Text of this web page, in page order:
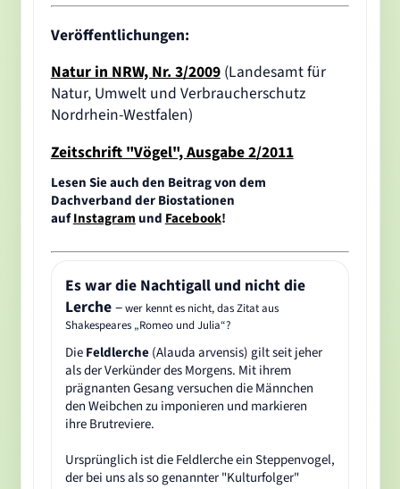
Veröffentlichungen:
Natur in NRW, Nr. 3/2009(Landesamt für
Natur, Umwelt und Verbraucherschutz
Nordrhein-Westfalen)
Zeitschrift "Vögel", Ausgabe 2/2011
Lesen Sie auch den Beitrag von dem
Dachverband der Biostationen
aufInstagram und Facebook!
Es war die Nachtigall und nicht die
Lerche–wer kennt es nicht, das Zitat aus
Shakespeares „Romeo und Julia“?
Die Feldlerche (Alauda arvensis) gilt seit jeher
als der Verkünder des Morgens. Mit ihrem
prägnanten Gesang versuchen die Männchen
den Weibchen zu imponieren und markieren
ihre Brutreviere.
Ursprünglich ist die Feldlerche ein Steppenvogel,
der bei uns als so genannter "Kulturfolger"